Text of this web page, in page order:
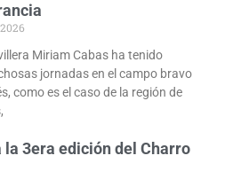
Miriam Cabas ha tenido
jornadas en el campo bravo
como es el caso de la región de
la 3era edición del Charro